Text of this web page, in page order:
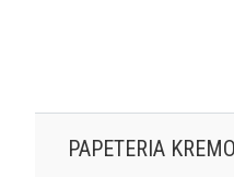
PAPETERIA